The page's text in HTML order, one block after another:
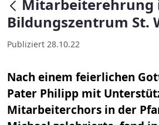
Mitarbeiterehrung
Bildungszentrum St.
Publiziert 28.10.22
Nach einem feierlichen
Pater Philipp mit
Mitarbeiterchors in der